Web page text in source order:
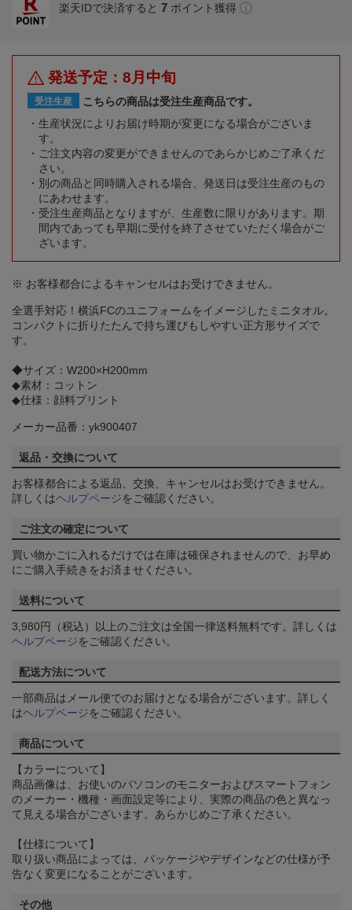
楽天IDで決済すると 7 ポイント獲得
発送予定：8月中旬
受注生産
こちらの商品は受注生産商品です。
生産状況によりお届け時期が変更になる場合がございま
す。
ご注文内容の変更ができませんのであらかじめご了承くだ
さい。
別の商品と同時購入される場合、発送日は受注生産のもの
にあわせます。
受注生産商品となりますが、生産数に限りがあります。期
間内であっても早期に受付を終了させていただく場合がご
ざいます。
※ お客様都合によるキャンセルはお受けできません。
全選手対応！横浜FCのユニフォームをイメージしたミニタオル。
コンパクトに折りたたんで持ち運びもしやすい正方形サイズで
す。
◆サイズ：W200×H200mm
◆素材：コットン
◆仕様：顔料プリント
メーカー品番：yk900407
返品・交換について
お客様都合による返品、交換、キャンセルはお受けできません。
詳しくはヘルプページをご確認ください。
ご注文の確定について
買い物かごに入れるだけでは在庫は確保されませんので、お早め
にご購入手続きをお済ませください。
送料について
3,980円（税込）以上のご注文は全国一律送料無料です。詳しくは
ヘルプページをご確認ください。
配送方法について
一部商品はメール便でのお届けとなる場合がございます。詳しく
はヘルプページをご確認ください。
商品について
【カラーについて】
商品画像は、お使いのパソコンのモニターおよびスマートフォン
のメーカー・機種・画面設定等により、実際の商品の色と異なっ
て見える場合がございます。あらかじめご了承ください。
【仕様について】
取り扱い商品によっては、パッケージやデザインなどの仕様が予
告なく変更になることがございます。
その他